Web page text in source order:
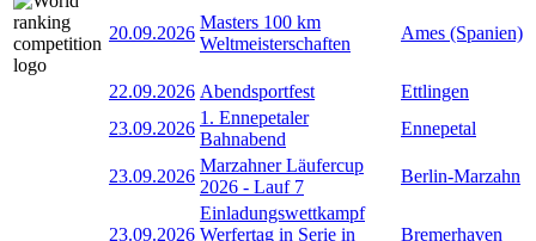
20.09.2026
Masters 100 km
Weltmeisterschaften
Ames (Spanien)
22.09.2026 Abendsportfest
Ettlingen
23.09.2026
1. Ennepetaler
Bahnabend
Ennepetal
23.09.2026
Marzahner Läufercup
2026 - Lauf 7
Berlin-Marzahn
23.09.2026
Einladungswettkampf
Werfertag in Serie in
Bremerhaven